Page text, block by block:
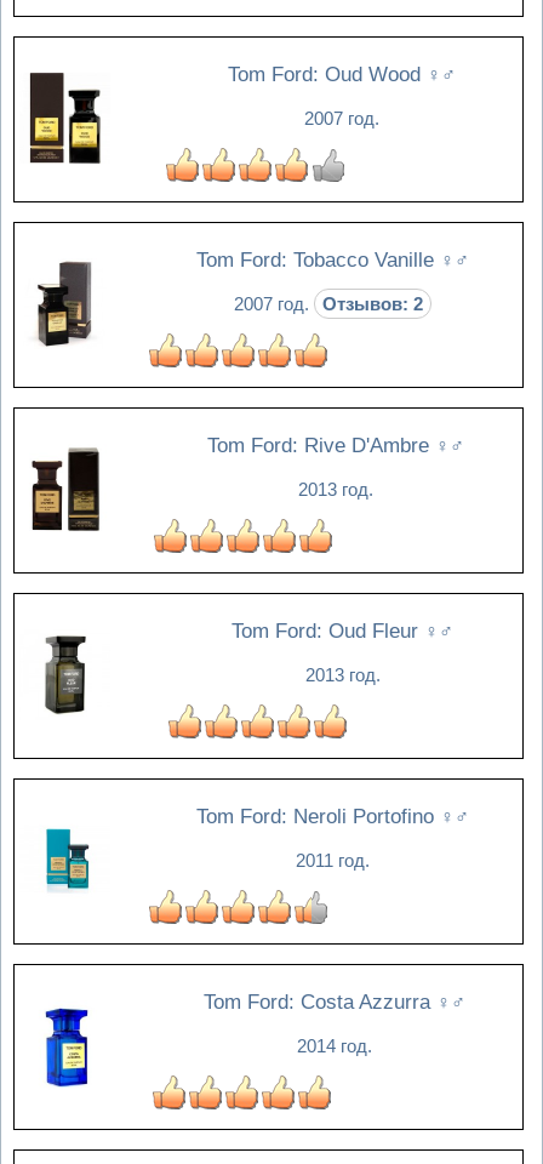
Tom Ford: Oud Wood ♀♂
2007 год.
Tom Ford: Tobacco Vanille ♀♂
2007 год. Отзывов: 2
Tom Ford: Rive D'Ambre ♀♂
2013 год.
Tom Ford: Oud Fleur ♀♂
2013 год.
Tom Ford: Neroli Portofino ♀♂
2011 год.
Tom Ford: Costa Azzurra ♀♂
2014 год.